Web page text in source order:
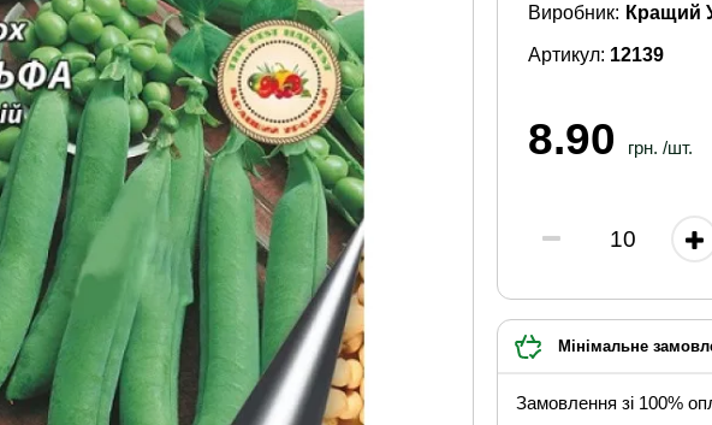
Артикул: 12139
Виробник: Кращий
8.90 грн. /шт.
Мінімальне
Замовлення зі 100%